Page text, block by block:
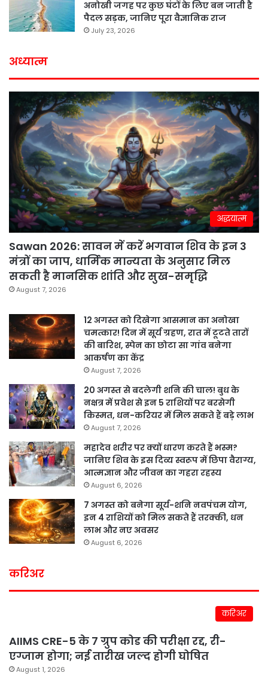
अनोखी जगह पर कुछ घंटों के लिए बन जाती है
पैदल सड़क, जानिए पूरा वैज्ञानिक राज
July 23, 2026
अध्यात्म
अद्धयात्म
Sawan 2026: सावन में करें भगवान शिव के इन 3
मंत्रों का जाप, धार्मिक मान्यता के अनुसार मिल
सकती है मानसिक शांति और सुख-समृद्धि
August 7, 2026
12 अगस्त को दिखेगा आसमान का अनोखा
चमत्कार! दिन में सूर्य ग्रहण, रात में टूटते तारों
की बारिश, स्पेन का छोटा सा गांव बनेगा
आकर्षण का केंद्र
August 7, 2026
20 अगस्त से बदलेगी शनि की चाल! बुध के
नक्षत्र में प्रवेश से इन 5 राशियों पर बरसेगी
किस्मत, धन-करियर में मिल सकते हैं बड़े लाभ
August 7, 2026
महादेव शरीर पर क्यों धारण करते हैं भस्म?
जानिए शिव के इस दिव्य स्वरूप में छिपा वैराग्य,
आत्मज्ञान और जीवन का गहरा रहस्य
August 6, 2026
7 अगस्त को बनेगा सूर्य-शनि नवपंचम योग,
इन 4 राशियों को मिल सकते हैं तरक्की, धन
लाभ और नए अवसर
August 6, 2026
करिअर
करिअर
AIIMS CRE-5 के 7 ग्रुप कोड की परीक्षा रद्द, री-
एग्जाम होगा; नई तारीख जल्द होगी घोषित
August 1, 2026